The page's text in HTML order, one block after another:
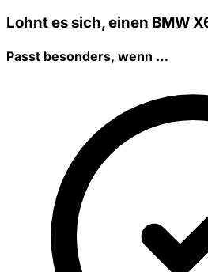
Lohnt es sich, einen BMW
Passt besonders, wenn …